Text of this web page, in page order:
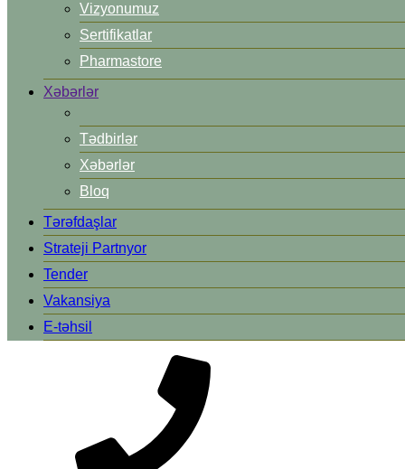
Vizyonumuz
Sertifikatlar
Pharmastore
Xəbərlər
Tədbirlər
Xəbərlər
Bloq
Tərəfdaşlar
Strateji Partnyor
Tender
Vakansiya
E-təhsil